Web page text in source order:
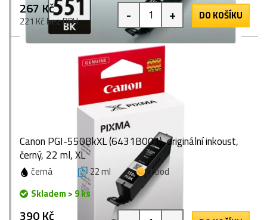
267 Kč
221 Kč bez DPH - + DO KOŠÍKU
Canon PGI-550BkXL (6431B001), originální inkoust,
černý, 22 ml, XL
černá 22 ml
1 bod
Skladem > 9 ks
390 Kč